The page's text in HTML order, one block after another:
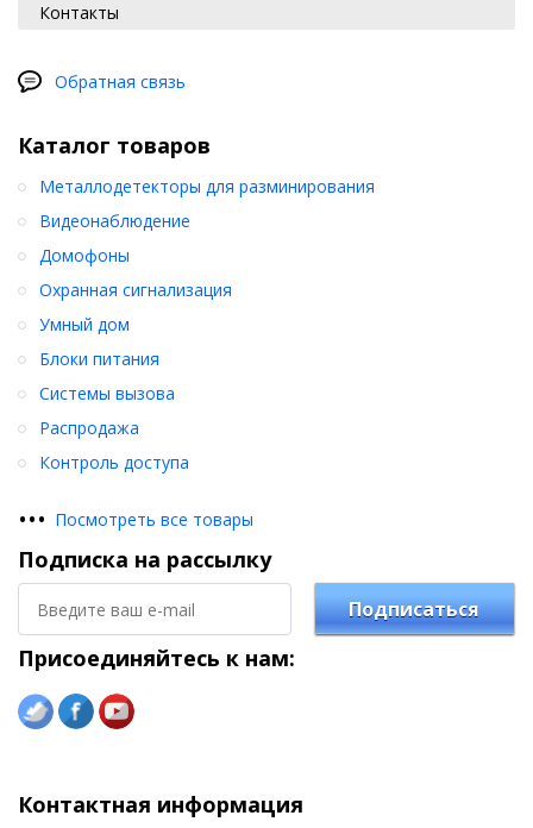
Контакты
Обратная связь
Каталог товаров
Металлодетекторы для разминирования
Видеонаблюдение
Домофоны
Охранная сигнализация
Умный дом
Блоки питания
Системы вызова
Распродажа
Контроль доступа
••• Посмотреть все товары
Подписка на рассылку
Подписаться
Присоединяйтесь к нам:
Контактная информация